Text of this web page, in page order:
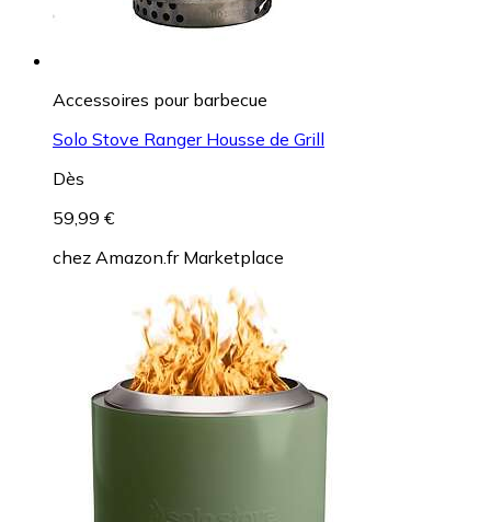
Accessoires pour barbecue
Solo Stove Ranger Housse de Grill
Dès
59,99 €
chez Amazon.fr Marketplace